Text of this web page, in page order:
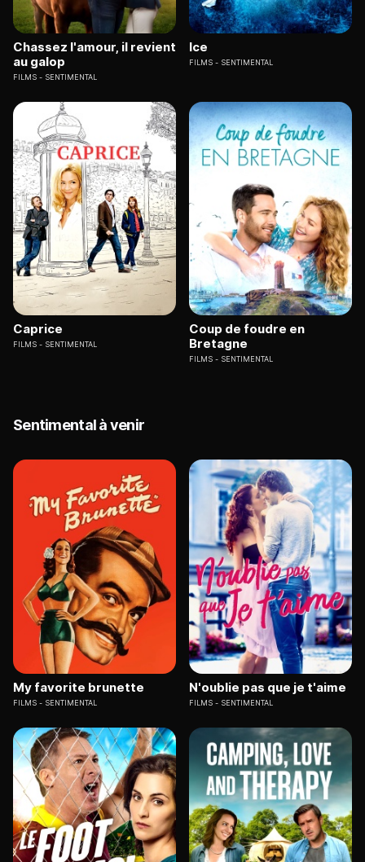
Chassez l'amour, il revient
au galop
FILMS SENTIMENTAL
Ice
FILMS SENTIMENTAL
Caprice
FILMS SENTIMENTAL
Coup de foudre en
Bretagne
FILMS SENTIMENTAL
Sentimental à venir
My favorite brunette
FILMS SENTIMENTAL
N'oublie pas que je t'aime
FILMS SENTIMENTAL